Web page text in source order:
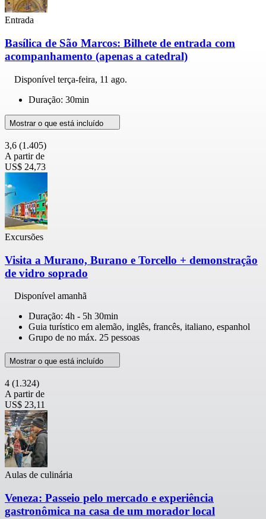
Entrada
Basílica de São Marcos: Bilhete de entrada com
acompanhamento (apenas a catedral)
Disponível terça-feira, 11 ago.
Duração: 30min
Mostrar o que está incluído
3,6 (1.405)
A partir de
US$ 24,73
Excursões
Visita a Murano, Burano e Torcello + demonstração
de vidro soprado
Disponível amanhã
Duração: 4h - 5h 30min
Guia turístico em alemão, inglês, francês, italiano, espanhol
Grupo de no máx. 25 pessoas
Mostrar o que está incluído
4 (1.324)
A partir de
US$ 23,11
Aulas de culinária
Veneza: Passeio pelo mercado e experiência
gastronômica na casa de um morador local